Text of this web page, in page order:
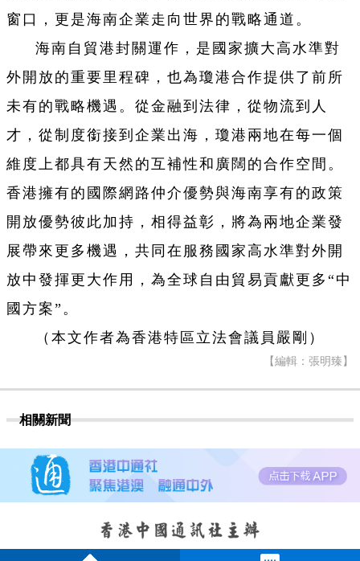
窗口，更是海南企業走向世界的戰略通道。
海南自貿港封關運作，是國家擴大高水準對
外開放的重要里程碑，也為瓊港合作提供了前所
未有的戰略機遇。從金融到法律，從物流到人
才，從制度銜接到企業出海，瓊港兩地在每一個
維度上都具有天然的互補性和廣闊的合作空間。
香港擁有的國際網路仲介優勢與海南享有的政策
開放優勢彼此加持，相得益彰，將為兩地企業發
展帶來更多機遇，共同在服務國家高水準對外開
放中發揮更大作用，為全球自由貿易貢獻更多“中
國方案”。
（本文作者為香港特區立法會議員嚴剛）
【編輯：張明臻】
相關新聞